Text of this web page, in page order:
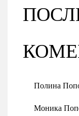
Полина
Моника